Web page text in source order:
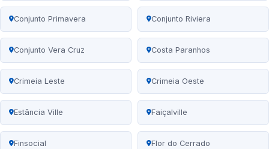
Conjunto Primavera Conjunto Riviera
Conjunto Vera Cruz Costa Paranhos
Crimeia Leste Crimeia Oeste
Estância Ville Faiçalville
Finsocial Flor do Cerrado